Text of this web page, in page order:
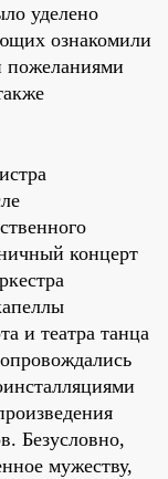
уделено
ознакомили
пожеланиями
концерт
и театра танца
Безусловно,
мужеству,